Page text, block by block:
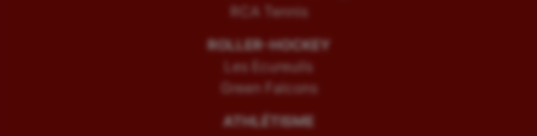
RCA Tennis
ROLLER-HOCKEY
Les Ecureuils
Green Falcons
ATHLÉTISME